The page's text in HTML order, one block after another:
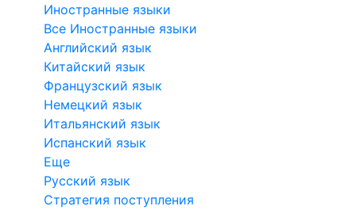
Иностранные языки
Все Иностранные языки
Английский язык
Китайский язык
Французский язык
Немецкий язык
Итальянский язык
Испанский язык
Еще
Русский язык
Стратегия поступления